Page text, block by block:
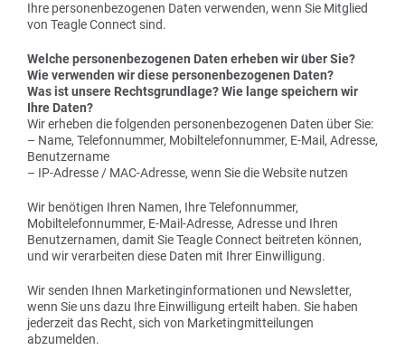
Ihre personenbezogenen Daten verwenden, wenn Sie Mitglied
von Teagle Connect sind.
Welche personenbezogenen Daten erheben wir über Sie?
Wie verwenden wir diese personenbezogenen Daten?
Was ist unsere Rechtsgrundlage? Wie lange speichern wir
Ihre Daten?
Wir erheben die folgenden personenbezogenen Daten über Sie:
– Name, Telefonnummer, Mobiltelefonnummer, E-Mail, Adresse,
Benutzername
– IP-Adresse / MAC-Adresse, wenn Sie die Website nutzen
Wir benötigen Ihren Namen, Ihre Telefonnummer,
Mobiltelefonnummer, E-Mail-Adresse, Adresse und Ihren
Benutzernamen, damit Sie Teagle Connect beitreten können,
und wir verarbeiten diese Daten mit Ihrer Einwilligung.
Wir senden Ihnen Marketinginformationen und Newsletter,
wenn Sie uns dazu Ihre Einwilligung erteilt haben. Sie haben
jederzeit das Recht, sich von Marketingmitteilungen
abzumelden.